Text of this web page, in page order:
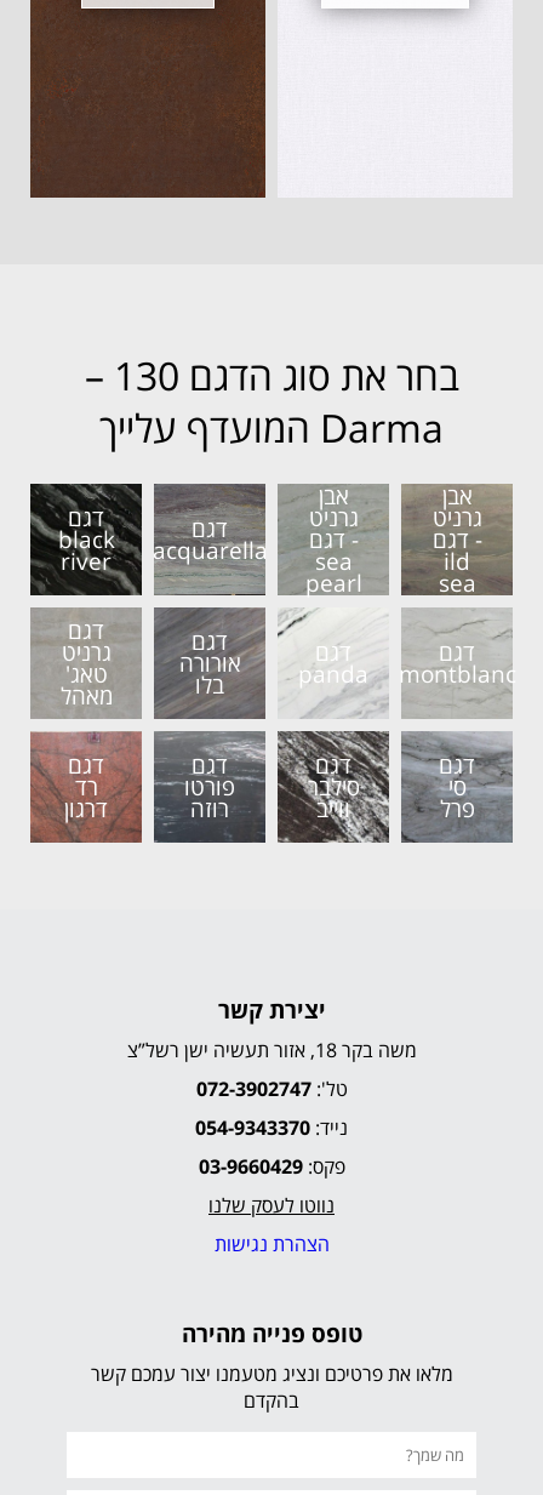
בחר את סוג הדגם 130 –
Darma המועדף עלייך
אבן
גרניט
- דגם
ild
sea
אבן
גרניט
- דגם
sea
pearl
דגם
acquarella
דגם
black
river
דגם
montblanc
דגם
panda
דגם
אורורה
בלו
דגם
גרניט
טאג'
מאהל
דגם
סי
פרל
דגם
סילבר
ווייב
דגם
פורטו
רוזה
דגם
רד
דרגון
יצירת קשר
משה בקר 18, אזור תעשיה ישן רשל”צ
טל':072-3902747
נייד: 054-9343370
פקס:03-9660429
נווטו לעסק שלנו
הצהרת נגישות
טופס פנייה מהירה
מלאו את פרטיכם ונציג מטעמנו יצור עמכם קשר
בהקדם